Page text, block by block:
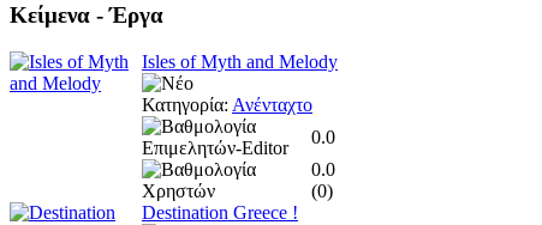
Κείμενα - Έργα
Isles of Myth and Melody
Κατηγορία: Ανένταχτο
0.0
0.0
(0)
Destination Greece !